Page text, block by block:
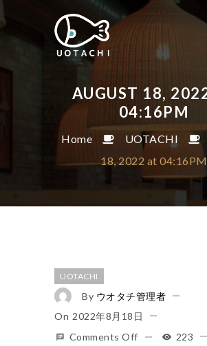
AUGUST 18,
04:16PM
Home UOTACHI
18, 2022 at 04:16PM
UOTACHI
By ウオタチ管理者
On 2022年8月18日
Comments Off
223